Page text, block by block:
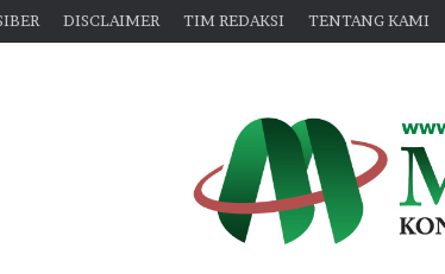
DISCLAIMER TIM REDAKSI TENTANG KAMI